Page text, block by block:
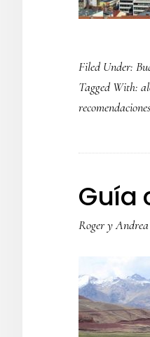
Filed Under:
Tagged With:
recomendaciones
Guía
Roger y Andrea